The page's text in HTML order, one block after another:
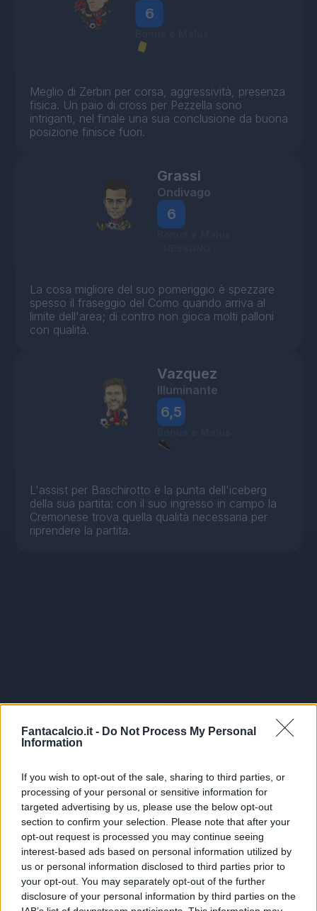
Fantacalcio.it - Do Not Process My Personal
Information
If you wish to opt-out of the sale, sharing to third parties, or
processing of your personal or sensitive information for
targeted advertising by us, please use the below opt-out
section to confirm your selection. Please note that after your
opt-out request is processed you may continue seeing
interest-based ads based on personal information utilized by
us or personal information disclosed to third parties prior to
your opt-out. You may separately opt-out of the further
disclosure of your personal information by third parties on the
6
Meglio di Zerbin per corsa, aggressività, presenza
fisica. Un paio di cross per Pezzella sono
intriganti, nel finale una sua conclusione da buona
posizione finisce fuori.
Grassi
Ondivago
6
La cosa migliore del suo pomeriggio è spezzare
spesso il fraseggio del Como quando arriva al
limite dell'area; di contro non gioca molti palloni
con qualità.
Vazquez
Illuminante
6,5
L'assist per Baschirotto è la punta dell'iceberg
della sua partita: con il suo ingresso in campo la
Cremonese trova quella qualità necessaria per
riprendere la partita.
Gagliardo
6,5
Bonus e Malus
- NESSUNO -
Se il piano partita della Cremonese non crolla è
gran parte merito suo, delle sue corse, del suo
essere sempre pronto a dare una mano al